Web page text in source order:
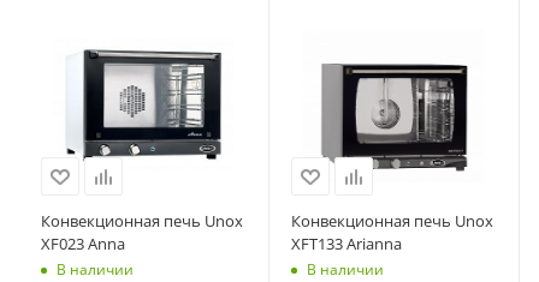
Конвекционная печь Unox
XF023 Anna
В наличии
Конвекционная печь Unox
XFT133 Arianna
В наличии